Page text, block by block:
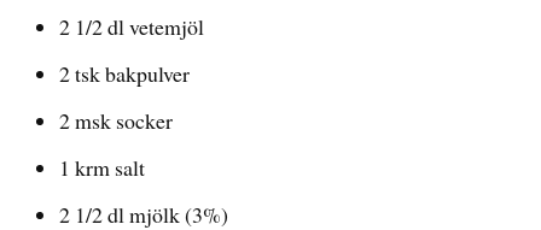
2 1/2 dl vetemjöl
2 tsk bakpulver
2 msk socker
1 krm salt
2 1/2 dl mjölk (3%)